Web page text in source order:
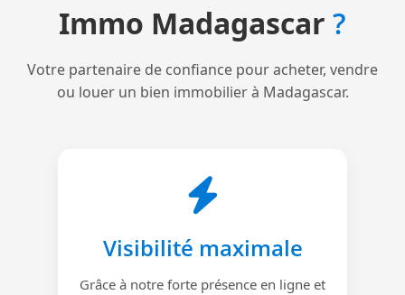
Immo Madagascar ?
Votre partenaire de confiance pour acheter, vendre
ou louer un bien immobilier à Madagascar.
Visibilité maximale
Grâce à notre forte présence en ligne et